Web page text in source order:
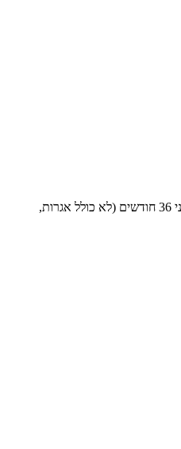
עלות חודשית הוצאות חודשית על פני 36 חודשים (לא כולל אגרות,